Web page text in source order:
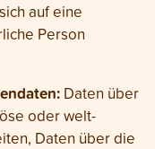
auf eine
Person
Daten über
oder welt­
Daten über die